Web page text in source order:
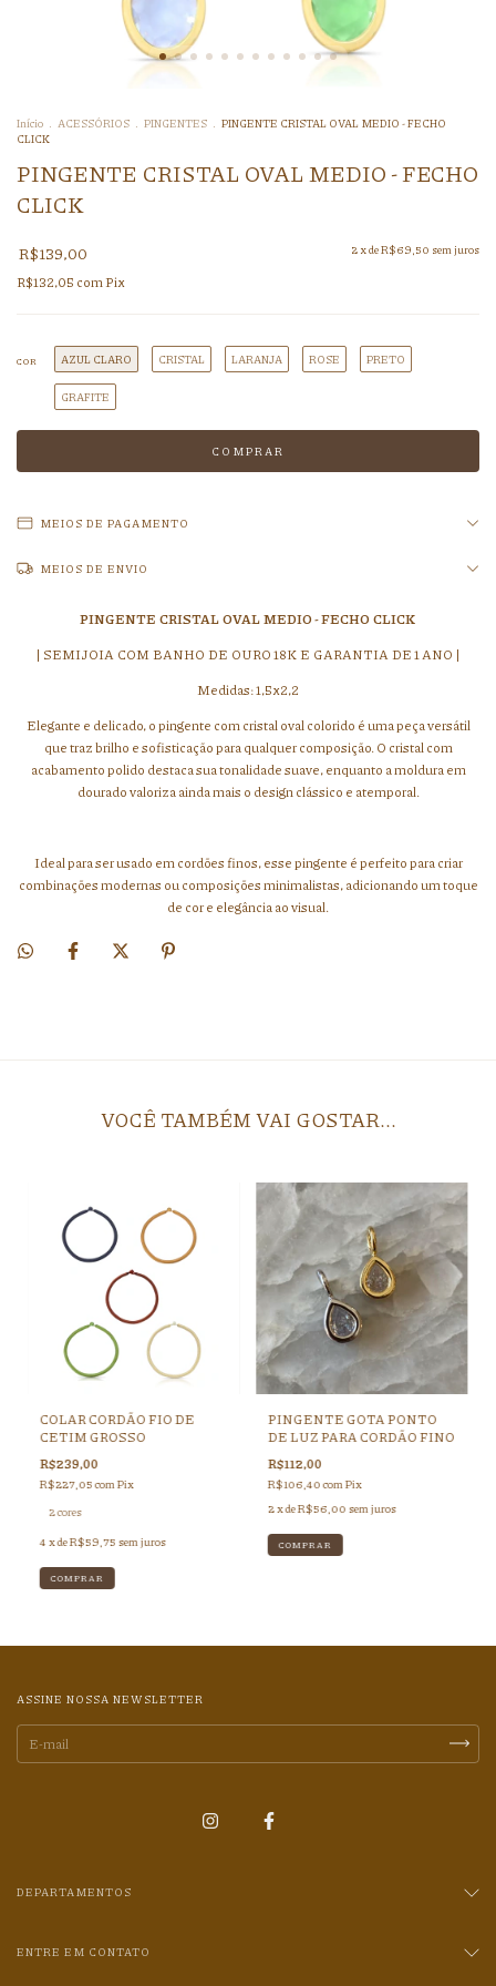
Início . ACESSÓRIOS . PINGENTES . PINGENTE CRISTAL OVAL MEDIO - FECHO
CLICK
PINGENTE CRISTAL OVAL MEDIO - FECHO
CLICK
R$139,00 2 x deR$69,50 sem juros
R$132,05 comPix
COR AZUL CLARO CRISTAL LARANJA ROSE PRETO
GRAFITE
MEIOS DE PAGAMENTO
MEIOS DE ENVIO
PINGENTE CRISTAL OVAL MEDIO - FECHO CLICK
| SEMIJOIA COM BANHO DE OURO 18K E GARANTIA DE 1 ANO |
Medidas: 1,5x2,2
Elegante e delicado, o pingente com cristal oval colorido é uma peça versátil
que traz brilho e sofisticação para qualquer composição. O cristal com
acabamento polido destaca sua tonalidade suave, enquanto a moldura em
dourado valoriza ainda mais o design clássico e atemporal.
Ideal para ser usado em cordões finos, esse pingente é perfeito para criar
combinações modernas ou composições minimalistas, adicionando um toque
de cor e elegância ao visual.
VOCÊ TAMBÉM VAI GOSTAR...
COLAR CORDÃO FIO DE
CETIM GROSSO
R$239,00
R$227,05com Pix
2 cores
4 x deR$59,75 sem juros
COMPRAR
PINGENTE GOTA PONTO
DE LUZ PARA CORDÃO FINO
R$112,00
R$106,40com Pix
2x deR$56,00 sem juros
COMPRAR
ASSINE NOSSA NEWSLETTER
DEPARTAMENTOS
ENTRE EM CONTATO